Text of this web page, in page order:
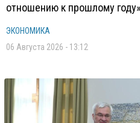
отношению к прошлому году»
ЭКОНОМИКА
06 Августа 2026 - 13:12